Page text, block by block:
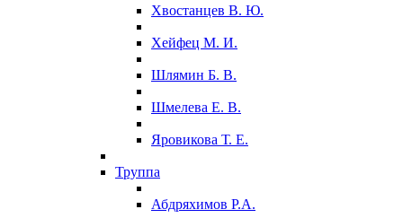
Хвостанцев В. Ю.
Хейфец М. И.
Шлямин Б. В.
Шмелева Е. В.
Яровикова Т. Е.
Труппа
Абдряхимов Р.А.